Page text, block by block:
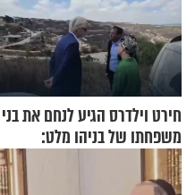
חירט וילדרס הגיע לנחם את בני
משפחתו של בניהו מלט:
"מיליונים באירופה תומכים
בכם"